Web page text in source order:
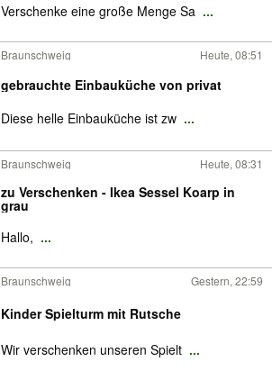
Verschenke eine große Menge Sa ...
Braunschweig Heute, 08:51
gebrauchte Einbauküche von privat
Diese helle Einbauküche ist zw ...
Braunschweig Heute, 08:31
zu Verschenken - Ikea Sessel Koarp in
grau
Hallo, ...
Braunschweig Gestern, 22:59
Kinder Spielturm mit Rutsche
Wir verschenken unseren Spielt ...